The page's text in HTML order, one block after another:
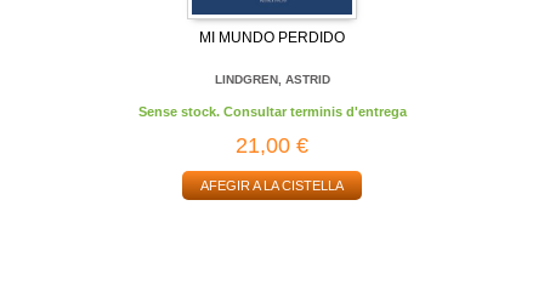
MI MUNDO PERDIDO
LINDGREN, ASTRID
Sense stock. Consultar terminis d'entrega
21,00 €
AFEGIR A LA CISTELLA